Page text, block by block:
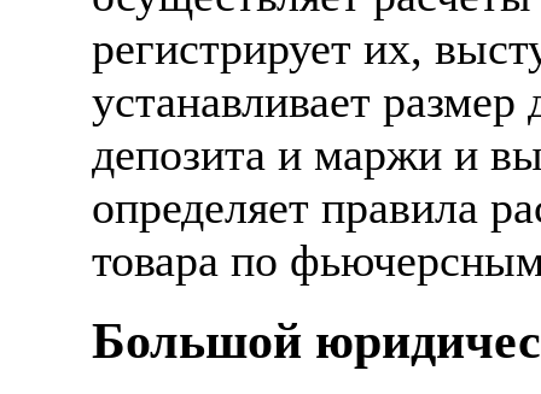
регистрирует их,
устанавливает
депозита и маржи и
определяет правила
товара по
Большой